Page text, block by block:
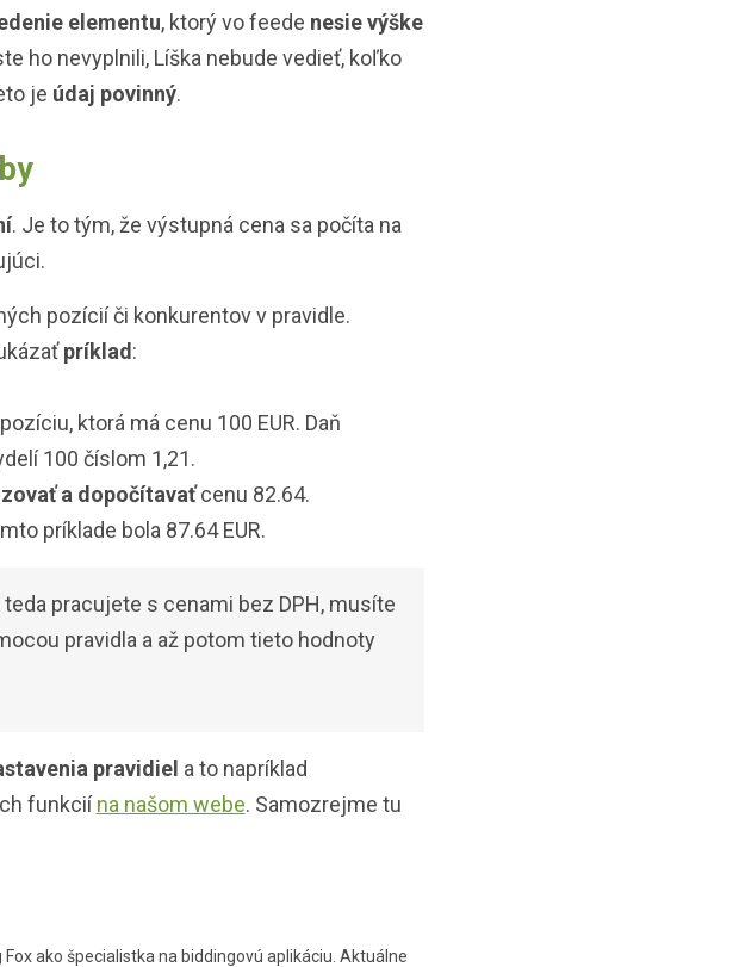
elementu, ktorý vo feede nesie výške
ho nevyplnili, Líška nebude vedieť, koľko
je údaj povinný.
. Je to tým, že výstupná cena sa počíta na
pozícií či konkurentov v pravidle.
príklad:
ktorá má cenu 100 EUR. Daň
100 číslom 1,21.
a dopočítavaťcenu 82.64.
príklade bola 87.64 EUR.
teda pracujete s cenami bez DPH, musíte
pravidla a až potom tieto hodnoty
pravidiel a to napríklad
funkciína našom webe. Samozrejme tu
ako špecialistka na biddingovú aplikáciu. Aktuálne